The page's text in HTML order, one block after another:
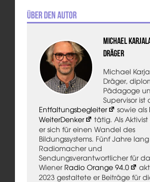
Über den Autor
Michael
Dräger
Michael
Dräger,
Pädagoge
Supervisor ist
Entfaltungsbegleiter
sowie als
WeiterDenker
tätig. Als
er sich für einen Wandel des
Bildungssystems. Fünf Jahre
Radiomacher und
Sendungsverantwortlicher für
Wiener Radio Orange 94.0
2023 gestaltete er Beiträge für